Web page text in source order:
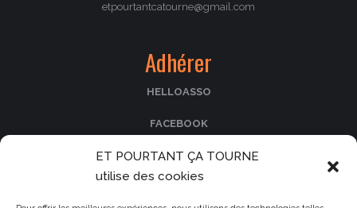
ET POURTANT ÇA TOURNE
utilise des cookies
etpourtantcatourne@gmail.com
Adhérer
HELLOASSO
FACEBOOK
PASSCULTURA